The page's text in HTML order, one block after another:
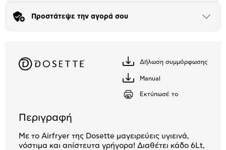
Προστάτεψε την αγορά σου
Άνοιξε
Κατέβασέ
το
Δήλωση συμμόρφωσης
Κατέβασέ
το
Manual
Εκτύπωσέ το
Περιγραφή
Με το Airfryer της Dosette μαγειρεύεις υγιεινά,
νόστιμα και απίστευτα γρήγορα! Διαθέτει κάδο 6Lt,